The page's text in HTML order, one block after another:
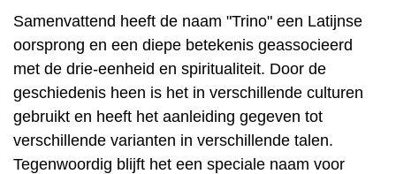
Samenvattend heeft de naam "Trino" een Latijnse
oorsprong en een diepe betekenis geassocieerd
met de drie-eenheid en spiritualiteit. Door de
geschiedenis heen is het in verschillende culturen
gebruikt en heeft het aanleiding gegeven tot
verschillende varianten in verschillende talen.
Tegenwoordig blijft het een speciale naam voor